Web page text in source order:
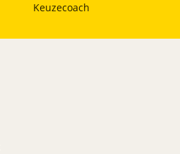
Keuzecoach